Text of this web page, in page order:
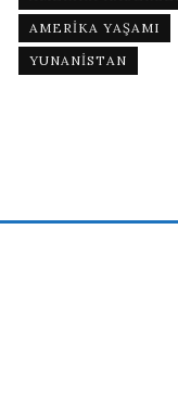
AMERIKA YAŞAMI
YUNANISTAN